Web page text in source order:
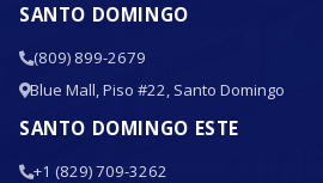
SANTO DOMINGO
(809) 899-2679
Blue Mall, Piso #22, Santo Domingo
SANTO DOMINGO ESTE
+1 (829) 709-3262